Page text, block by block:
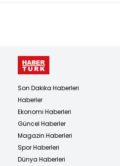
Son Dakika Haberleri
Haberler
Ekonomi Haberleri
Güncel Haberler
Magazin Haberleri
Spor Haberleri
Dünya Haberleri